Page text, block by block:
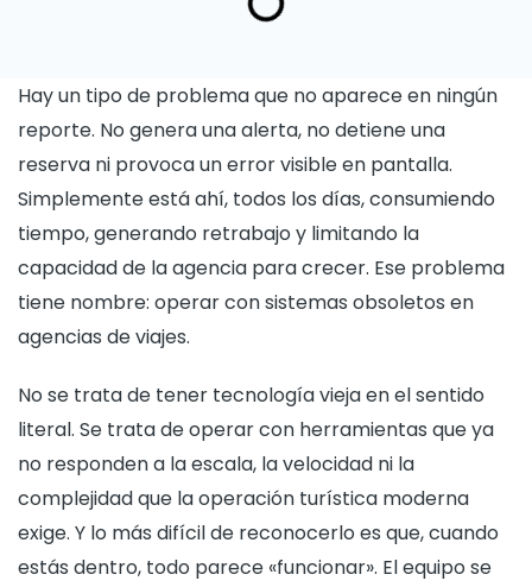
Hay un tipo de problema que no aparece en ningún
reporte. No genera una alerta, no detiene una
reserva ni provoca un error visible en pantalla.
Simplemente está ahí, todos los días, consumiendo
tiempo, generando retrabajo y limitando la
capacidad de la agencia para crecer. Ese problema
tiene nombre: operar con sistemas obsoletos en
agencias de viajes.
No se trata de tener tecnología vieja en el sentido
literal. Se trata de operar con herramientas que ya
no responden a la escala, la velocidad ni la
complejidad que la operación turística moderna
exige. Y lo más difícil de reconocerlo es que, cuando
estás dentro, todo parece «funcionar». El equipo se